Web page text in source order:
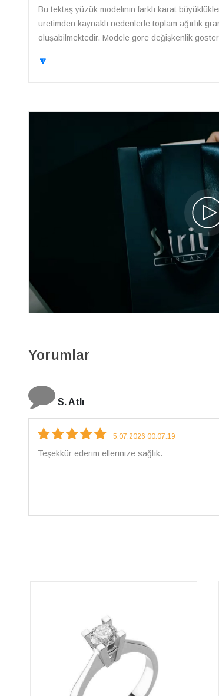
Bu tektaş yüzük modelinin farklı karat
üretimden kaynaklı nedenlerle toplam ağırlık
oluşabilmektedir. Modele göre değişkenlik
🔽
Yorumlar
N. Elçi
4.08.2026 16:27:03
Çarpıcı ve olağanüstü bir işçilikle hazırlanmış bir